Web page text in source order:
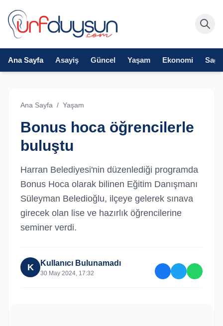
Ana Sayfa Asayiş Güncel Yaşam Ekonomi
Ana Sayfa / Yaşam
Bonus hoca öğrencilerle
buluştu
Harran Belediyesi'nin düzenlediği programda
Bonus Hoca olarak bilinen Eğitim Danışmanı
Süleyman Beledioğlu, ilçeye gelerek sınava
girecek olan lise ve hazırlık öğrencilerine
seminer verdi.
K Kullanıcı Bulunamadı
30 May 2024, 17:32